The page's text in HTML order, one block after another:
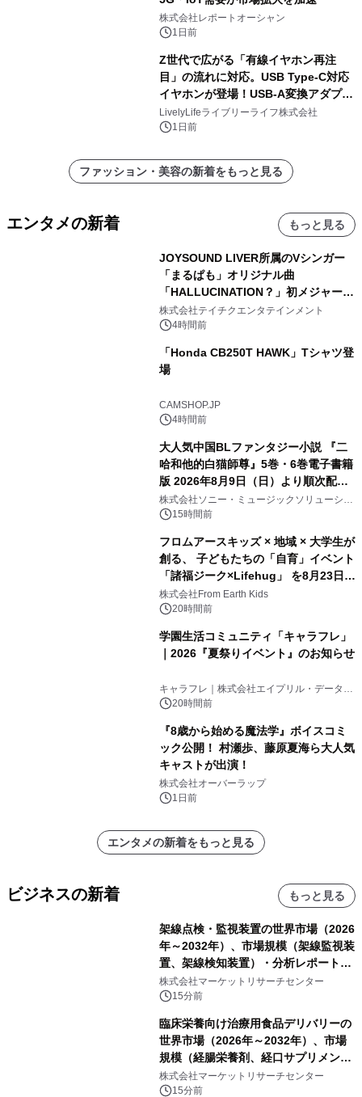
株式会社レポートオーシャン
1日前
Z世代で広がる「有線イヤホン再注
目」の流れに対応。USB Type-C対応
イヤホンが登場！USB-A変換アダプタ
ー付きでスマホからパソコンまで幅広
く活用可能
LivelyLifeライブリーライフ株式会社
1日前
ファッション・美容の新着をもっと見る
エンタメの新着 もっと見る
JOYSOUND LIVER所属のVシンガー
「まるぱも」オリジナル曲
「HALLUCINATION？」初メジャー配
信リリース決定！
株式会社テイチクエンタテインメント
4時間前
「Honda CB250T HAWK」Tシャツ登
場
CAMSHOP.JP
4時間前
大人気中国BLファンタジー小説 『二
哈和他的白猫師尊』5巻・6巻電子書籍
版 2026年8月9日（日）より順次配信
開始
株式会社ソニー・ミュージックソリューショ
ンズ15時間前
フロムアースキッズ × 地域 × 大学生が
創る、 子どもたちの「自育」イベント
「諸福ジーク×Lifehug」 を8月23日
(日)開催
株式会社From Earth Kids
20時間前
学園生活コミュニティ「キャラフレ」
｜2026『夏祭りイベント』のお知らせ
キャラフレ｜株式会社エイプリル・データ・
デザインズ
20時間前
『8歳から始める魔法学』ボイスコミ
ック公開！ 村瀬歩、藤原夏海ら大人気
キャストが出演！
株式会社オーバーラップ
1日前
エンタメの新着をもっと見る
ビジネスの新着 もっと見る
架線点検・監視装置の世界市場（2026
年～2032年）、市場規模（架線監視装
置、架線検知装置）・分析レポートを
発表
株式会社マーケットリサーチセンター
15分前
臨床栄養向け治療用食品デリバリーの
世界市場（2026年～2032年）、市場
規模（経腸栄養剤、経口サプリメン
ト）・分析レポートを発表
株式会社マーケットリサーチセンター
15分前